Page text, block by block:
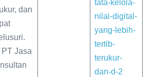
dan
PT Jasa
tata-kelola-
nilai-digital-
yang-lebih-
tertib-
terukur-
dan-d-2